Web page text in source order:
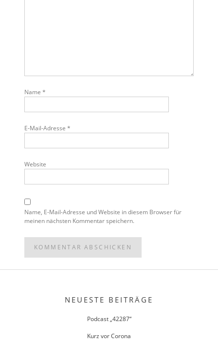
Name *
E-Mail-Adresse *
Website
Name, E-Mail-Adresse und Website in diesem Browser für
meinen nächsten Kommentar speichern.
NEUESTE BEITRÄGE
Podcast „42287“
Kurz vor Corona